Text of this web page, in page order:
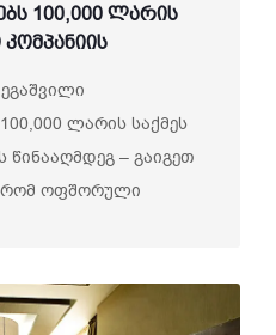
100,000 ლარის
ლარის საქმეს
– გაიგეთ
რომ ოფშორული